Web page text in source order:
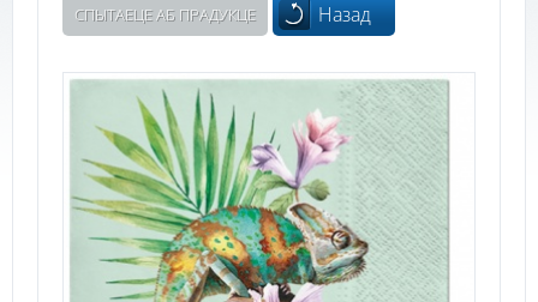
СПЫТАЕЦЕ АБ ПРАДУКЦЕ Назад